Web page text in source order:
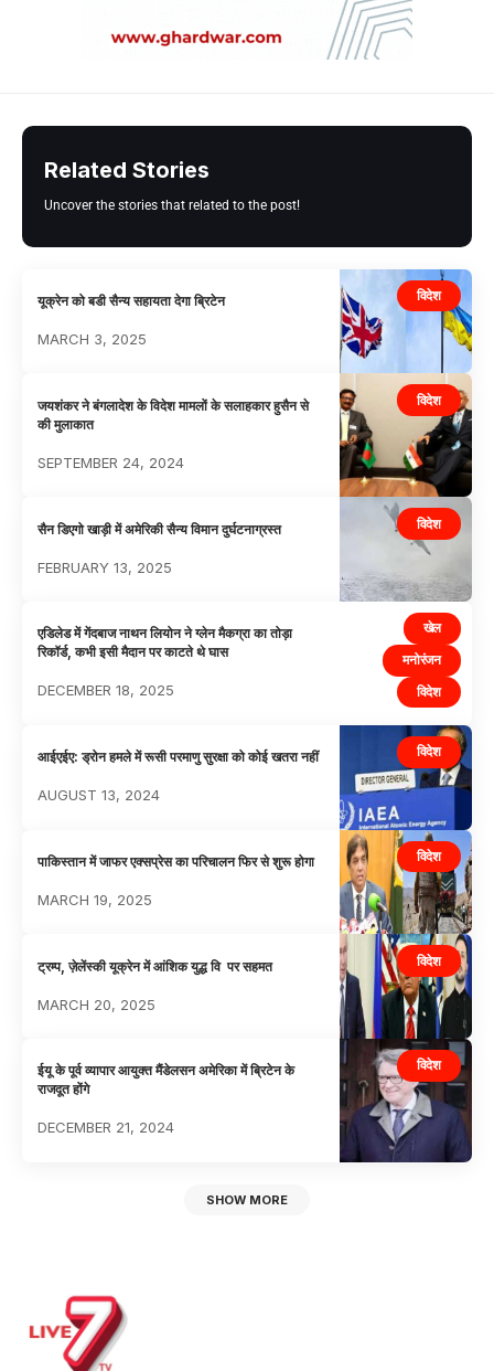
Related Stories
Uncover the stories that related to the post!
विदेश
यूक्रेन को बडी सैन्य सहायता देगा ब्रिटेन
MARCH 3, 2025
विदेश
जयशंकर ने बंगलादेश के विदेश मामलों के सलाहकार हुसैन से
की मुलाकात
SEPTEMBER 24, 2024
विदेश
सैन डिएगो खाड़ी में अमेरिकी सैन्य विमान दुर्घटनाग्रस्त
FEBRUARY 13, 2025
खेल
मनोरंजन
विदेश
एडिलेड में गेंदबाज नाथन लियोन ने ग्लेन मैकग्रा का तोड़ा
रिकॉर्ड, कभी इसी मैदान पर काटते थे घास
DECEMBER 18, 2025
विदेश
आईएईए: ड्रोन हमले में रूसी परमाणु सुरक्षा को कोई खतरा नहीं
AUGUST 13, 2024
विदेश
पाकिस्तान में जाफर एक्सप्रेस का परिचालन फिर से शुरू होगा
MARCH 19, 2025
विदेश
ट्रम्प, ज़ेलेंस्की यूक्रेन में आंशिक युद्ध वि पर सहमत
MARCH 20, 2025
विदेश
ईयू के पूर्व व्यापार आयुक्त मैंडेलसन अमेरिका में ब्रिटेन के
राजदूत होंगे
DECEMBER 21, 2024
SHOW MORE